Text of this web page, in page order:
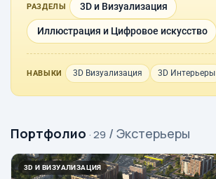
РАЗДЕЛЫ 3D и Визуализация
Иллюстрация и Цифровое искусство
НАВЫКИ 3D Визуализация 3D Интерьеры
Портфолио · 29 / Экстерьеры
3D И ВИЗУАЛИЗАЦИЯ